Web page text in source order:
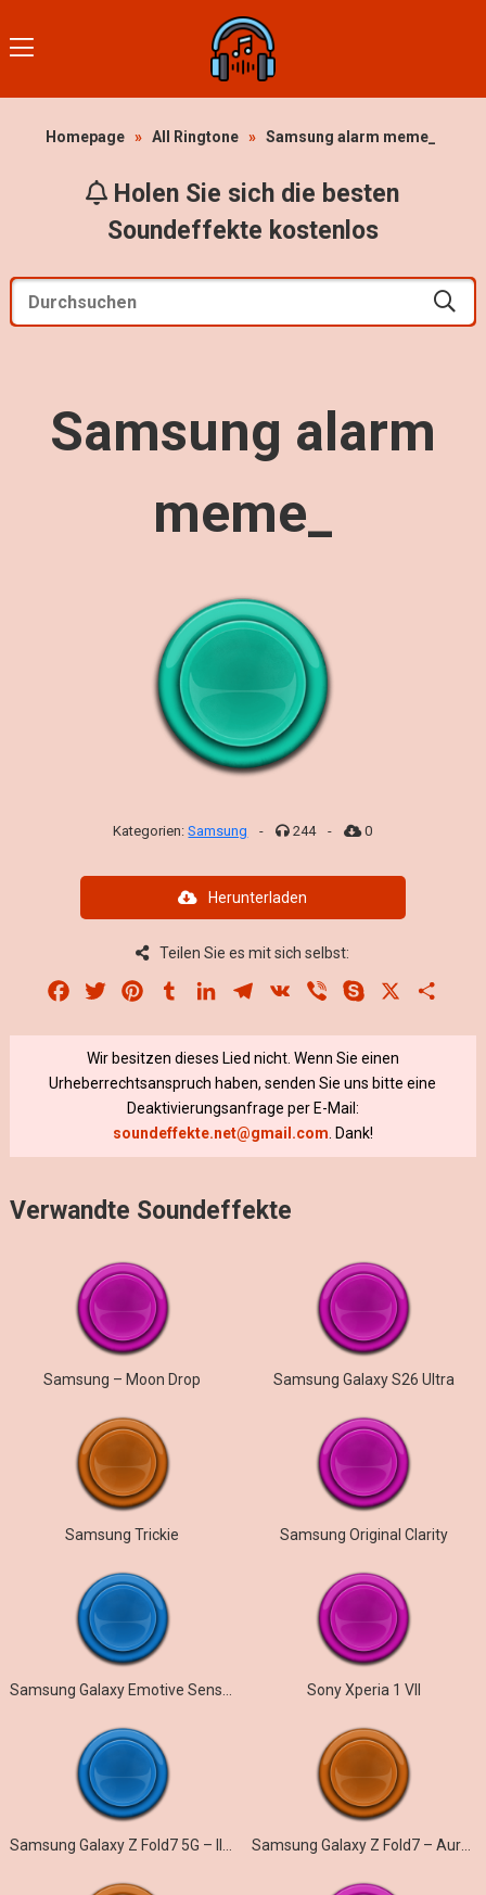
Homepage » All Ringtone » Samsung alarm meme_
Holen Sie sich die besten
Soundeffekte kostenlos
Samsung alarm
meme_
Kategorien:Samsung - 244 - 0
Herunterladen
Teilen Sie es mit sich selbst:
Facebook
Twitter PinterestTumblrLinkedInTelegram
VK Viber Skype
Wir besitzen dieses Lied nicht. Wenn Sie einen
Urheberrechtsanspruch haben, senden Sie uns bitte eine
Deaktivierungsanfrage per E-Mail:
soundeffekte.net@gmail.com . Dank!
Verwandte Soundeffekte
Samsung – Moon Drop Samsung Galaxy S26 Ultra
Samsung Trickie Samsung Original Clarity
Sony Xperia 1 VII
Samsung Galaxy Z Fold7 – Aurora